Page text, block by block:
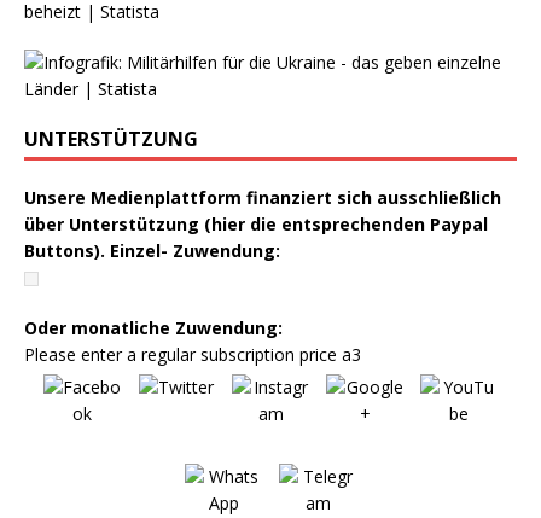
UNTERSTÜTZUNG
Unsere Medienplattform finanziert sich ausschließlich
über Unterstützung (hier die entsprechenden Paypal
Buttons). Einzel- Zuwendung:
Oder monatliche Zuwendung:
Please enter a regular subscription price a3